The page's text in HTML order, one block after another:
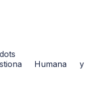
Humana y